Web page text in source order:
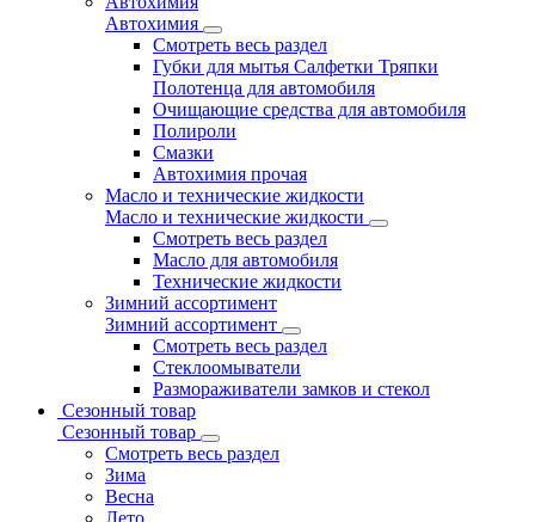
Автохимия
Смотреть весь раздел
Губки для мытья Салфетки Тряпки
Полотенца для автомобиля
Очищающие средства для автомобиля
Полироли
Смазки
Автохимия прочая
Масло и технические жидкости
Масло и технические жидкости
Смотреть весь раздел
Масло для автомобиля
Технические жидкости
Зимний ассортимент
Зимний ассортимент
Смотреть весь раздел
Стеклоомыватели
Размораживатели замков и стекол
Сезонный товар
Сезонный товар
Смотреть весь раздел
Зима
Весна
Лето